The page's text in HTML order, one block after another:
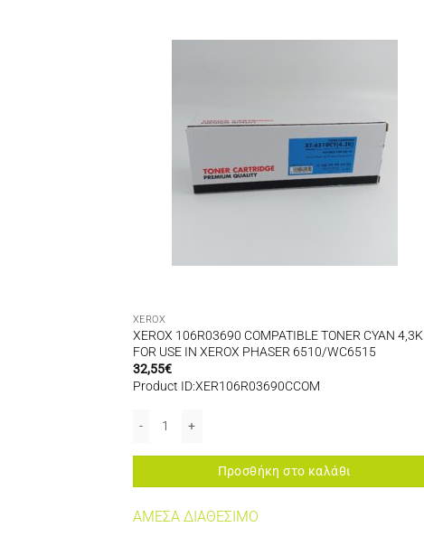
XEROX
XEROX 106R03690 COMPATIBLE TONER CYAN 4,3K
FOR USE IN XEROX PHASER 6510/WC6515
32,55€
Product ID:XER106R03690CCOM
Προσθήκη στο καλάθι
ΑΜΕΣΑ ΔΙΑΘΕΣΙΜΟ